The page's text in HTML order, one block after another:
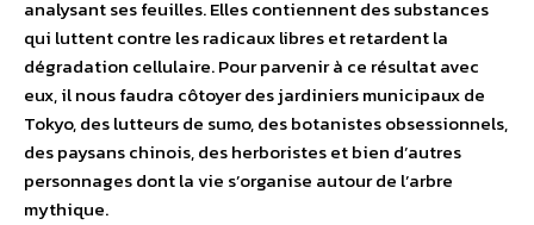
analysant ses feuilles. Elles contiennent des substances
qui luttent contre les radicaux libres et retardent la
dégradation cellulaire. Pour parvenir à ce résultat avec
eux, il nous faudra côtoyer des jardiniers municipaux de
Tokyo, des lutteurs de sumo, des botanistes obsessionnels,
des paysans chinois, des herboristes et bien d’autres
personnages dont la vie s’organise autour de l’arbre
mythique.